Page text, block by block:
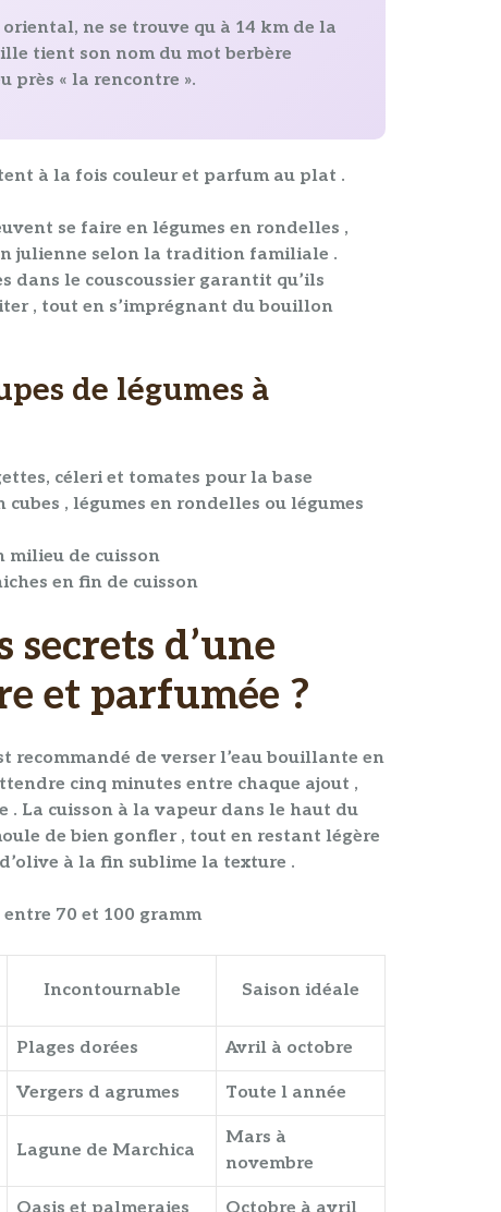
ne se trouve qu à 14 km de la
tient son nom du mot berbère
près « la rencontre ».
à la fois couleur et parfum au plat .
se faire en légumes en rondelles ,
julienne selon la tradition familiale .
dans le couscoussier garantit qu’ils
, tout en s’imprégnant dubouillon
de légumes à
céleri et tomates pour la base
cubes , légumes en rondelles ou légumes
milieu de cuisson
en fin de cuisson
secrets d’une
et parfumée ?
recommandé de verser l’eau bouillante en
cinq minutes entre chaque ajout ,
. La cuisson à la vapeur dans le haut du
de bien gonfler , tout en restant légère
à la fin sublime la texture .
70 et 100 gramm
Incontournable Saison idéale
Plages dorées Avril à octobre
Vergers d agrumes Toute l année
Lagune de Marchica
Mars à
novembre